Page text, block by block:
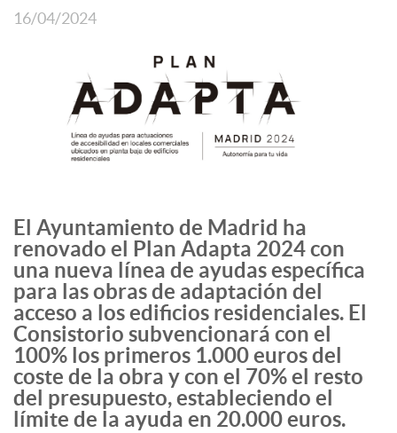
16/04/2024
El Ayuntamiento de Madrid ha
renovado el Plan Adapta 2024 con
una nueva línea de ayudas específica
para las obras de adaptación del
acceso a los edificios residenciales. El
Consistorio subvencionará con el
100% los primeros 1.000 euros del
coste de la obra y con el 70% el resto
del presupuesto, estableciendo el
límite de la ayuda en 20.000 euros.